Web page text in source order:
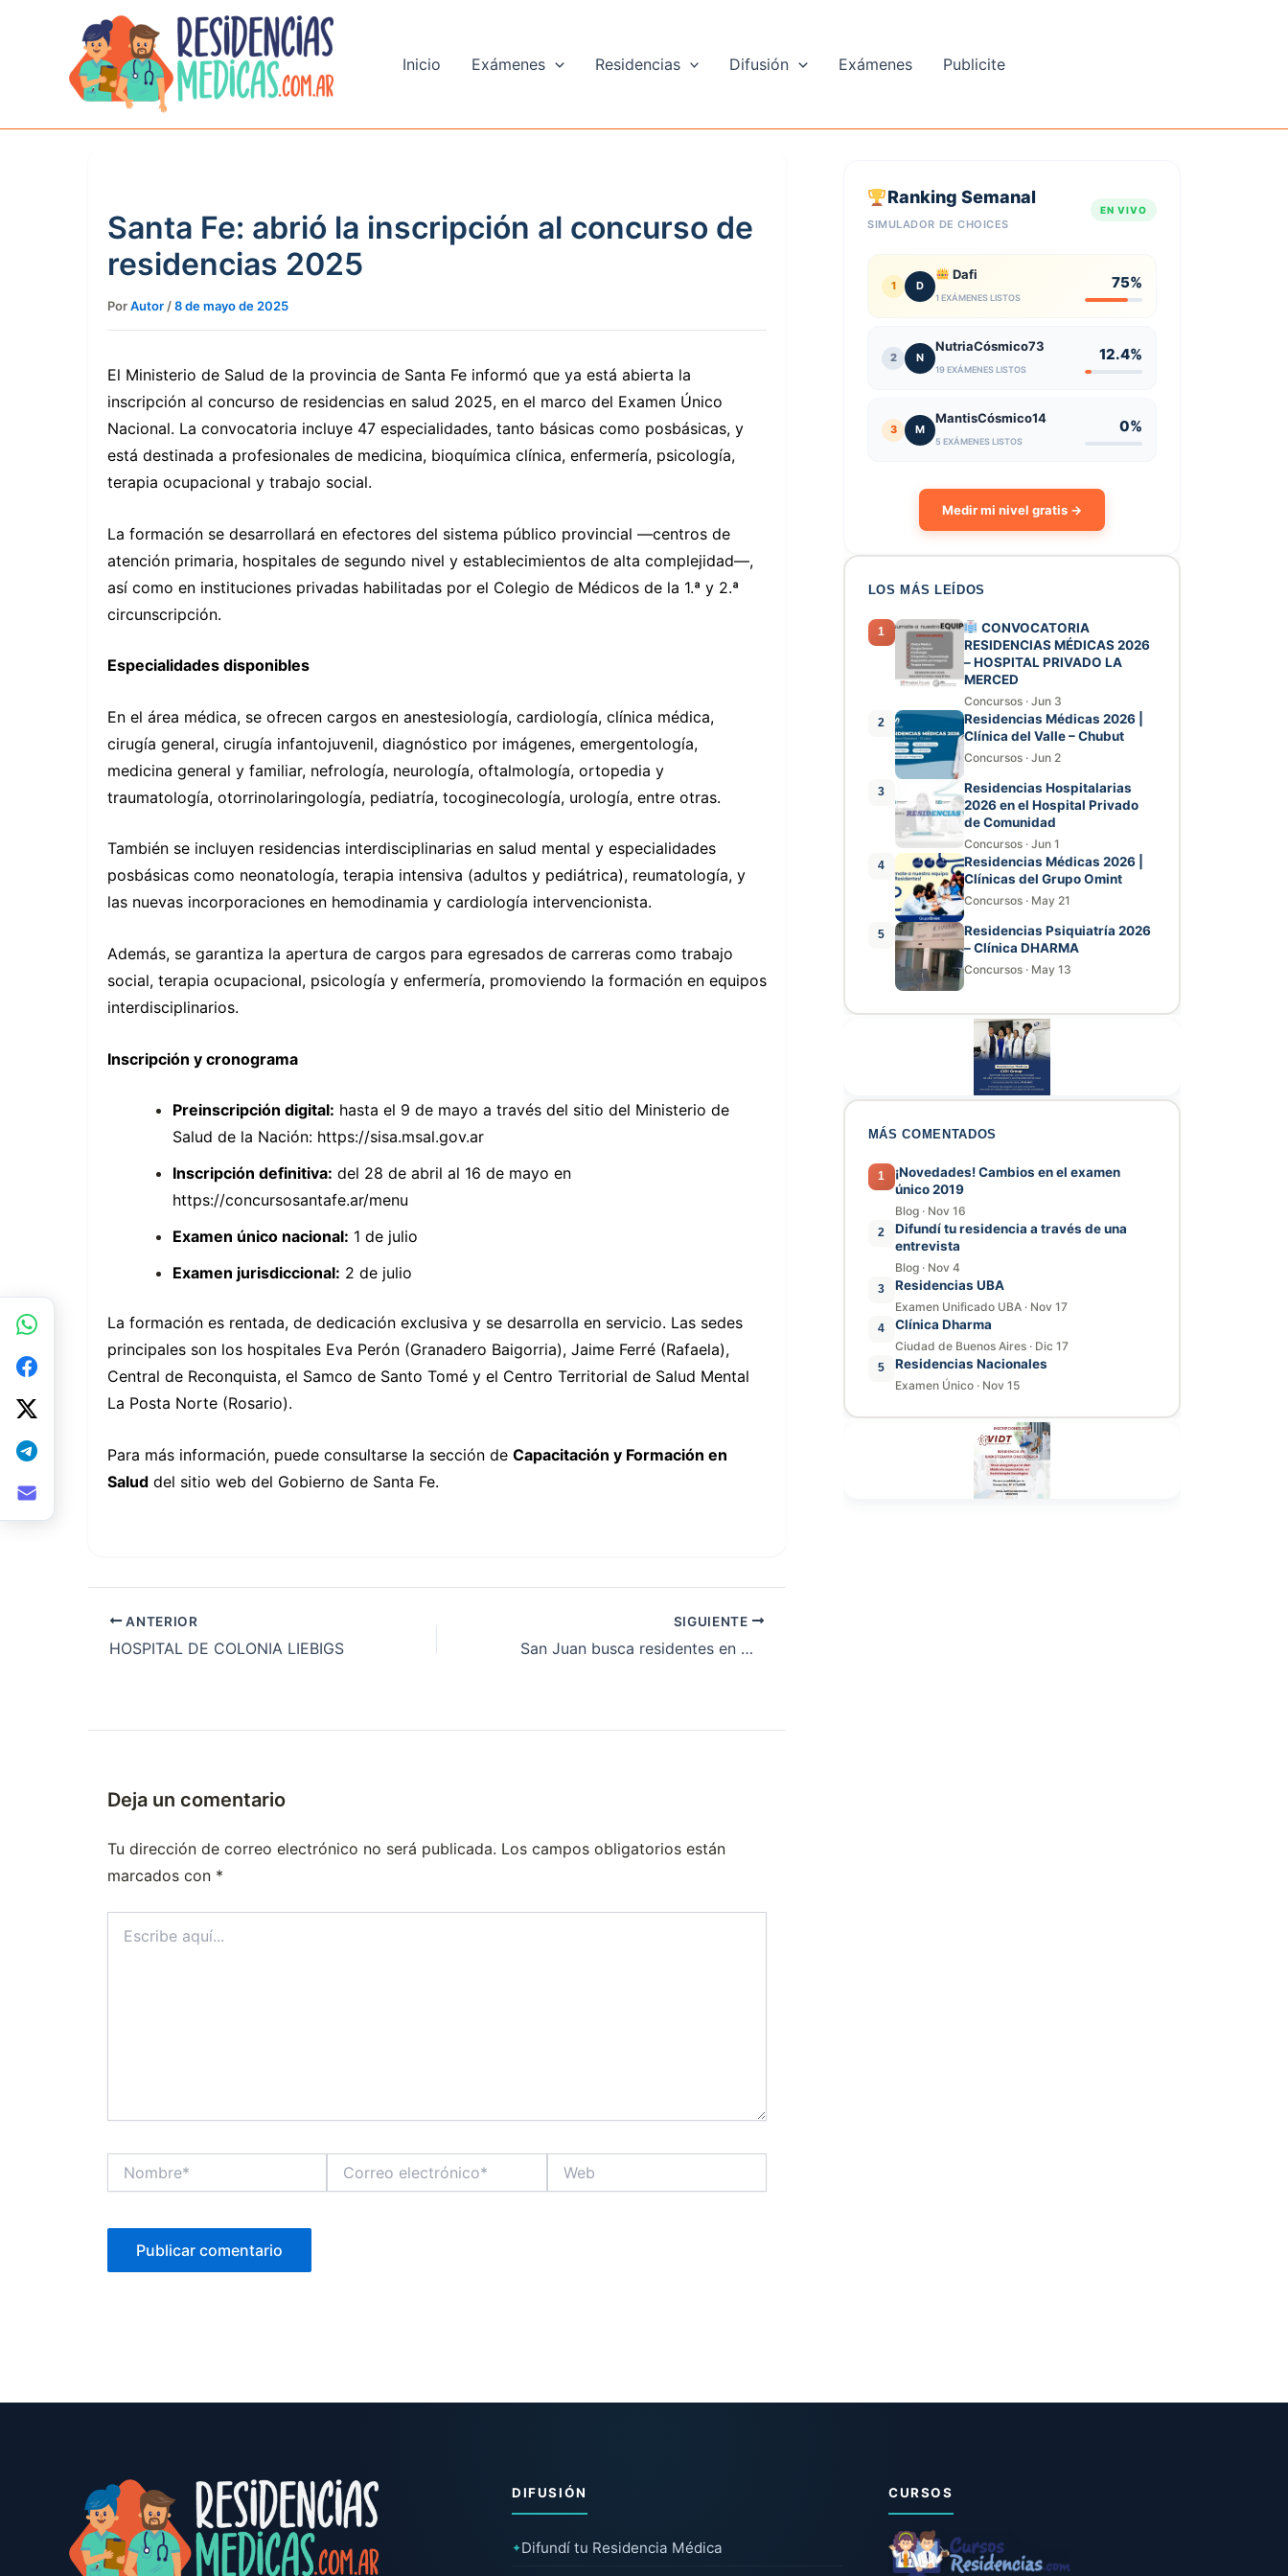
Inicio Exámenes Residencias Difusión Exámenes Publicite
Santa Fe: abrió la inscripción al concurso de
residencias 2025
PorAutor /8 de mayo de 2025
El Ministerio de Salud de la provincia de Santa Fe informó que ya está abierta la
inscripción al concurso de residencias en salud 2025, en el marco del Examen Único
Nacional. La convocatoria incluye 47 especialidades, tanto básicas como posbásicas, y
está destinada a profesionales de medicina, bioquímica clínica, enfermería, psicología,
terapia ocupacional y trabajo social.
La formación se desarrollará en efectores del sistema público provincial —centros de
atención primaria, hospitales de segundo nivel y establecimientos de alta complejidad—,
así como en instituciones privadas habilitadas por el Colegio de Médicos de la 1.ª y 2.ª
circunscripción.
Especialidades disponibles
En el área médica, se ofrecen cargos en anestesiología, cardiología, clínica médica,
cirugía general, cirugía infantojuvenil, diagnóstico por imágenes, emergentología,
medicina general y familiar, nefrología, neurología, oftalmología, ortopedia y
traumatología, otorrinolaringología, pediatría, tocoginecología, urología, entre otras.
También se incluyen residencias interdisciplinarias en salud mental y especialidades
posbásicas como neonatología, terapia intensiva (adultos y pediátrica), reumatología, y
las nuevas incorporaciones en hemodinamia y cardiología intervencionista.
Además, se garantiza la apertura de cargos para egresados de carreras como trabajo
social, terapia ocupacional, psicología y enfermería, promoviendo la formación en equipos
interdisciplinarios.
Inscripción y cronograma
Preinscripción digital: hasta el 9 de mayo a través del sitio del Ministerio de
Salud de la Nación: https://sisa.msal.gov.ar
Inscripción definitiva: del 28 de abril al 16 de mayo en
https://concursosantafe.ar/menu
Examen único nacional: 1 de julio
Examen jurisdiccional: 2 de julio
La formación es rentada, de dedicación exclusiva y se desarrolla en servicio. Las sedes
principales son los hospitales Eva Perón (Granadero Baigorria), Jaime Ferré (Rafaela),
Central de Reconquista, el Samco de Santo Tomé y el Centro Territorial de Salud Mental
La Posta Norte (Rosario).
Para más información, puede consultarse la sección de Capacitación y Formación en
Salud del sitio web del Gobierno de Santa Fe.
ANTERIOR
HOSPITAL DE COLONIA LIEBIGS
SIGUIENTE
San Juan busca residentes en Mendoza y Córdoba ante la falta de profesionales
Deja un comentario
Tu dirección de correo electrónico no será publicada. Los campos obligatorios están
marcados con *
aquí...
electrónico*
Ranking Semanal
SIMULADOR DE CHOICES
EN VIVO
1 D
Dafi
1 EXÁMENES LISTOS
75%
2 N
NutriaCósmico73
19 EXÁMENES LISTOS
12.4%
3 M
MantisCósmico14
5 EXÁMENES LISTOS
0%
Medir mi nivel gratis →
LOS MÁS LEÍDOS
1
CONVOCATORIA
RESIDENCIAS MÉDICAS 2026
– HOSPITAL PRIVADO LA
MERCED
Concursos · Jun 3
2
Residencias Médicas 2026 |
Clínica del Valle – Chubut
Concursos · Jun 2
3
Residencias Hospitalarias
2026 en el Hospital Privado
de Comunidad
Concursos · Jun 1
4
Residencias Médicas 2026 |
Clínicas del Grupo Omint
Concursos · May 21
5
Residencias Psiquiatría 2026
– Clínica DHARMA
Concursos · May 13
MÁS COMENTADOS
1
¡Novedades! Cambios en el examen
único 2019
Blog · Nov 16
2
Difundí tu residencia a través de una
entrevista
Blog · Nov 4
3 Residencias UBA
Examen Unificado UBA · Nov 17
4 Clínica Dharma
Ciudad de Buenos Aires · Dic 17
5 Residencias Nacionales
Examen Único · Nov 15
DIFUSIÓN
✦Difundí tu Residencia Médica
CURSOS